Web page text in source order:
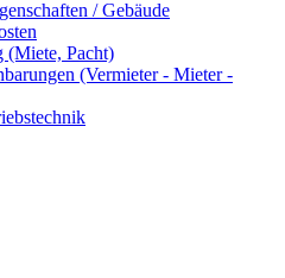
/ Gebäude
(Miete, Pacht)
(Vermieter - Mieter -